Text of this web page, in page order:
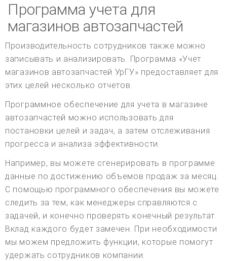
Программа учета для
магазинов автозапчастей
Производительность сотрудников также можно
записывать и анализировать. Программа «Учет
магазинов автозапчастей УрГУ» предоставляет для
этих целей несколько отчетов.
Программное обеспечение для учета в магазине
автозапчастей можно использовать для
постановки целей и задач, а затем отслеживания
прогресса и анализа эффективности.
Например, вы можете сгенерировать в программе
данные по достижению объемов продаж за месяц.
С помощью программного обеспечения вы можете
следить за тем, как менеджеры справляются с
задачей, и конечно проверять конечный результат.
Вклад каждого будет замечен. При необходимости
мы можем предложить функции, которые помогут
удержать сотрудников компании.